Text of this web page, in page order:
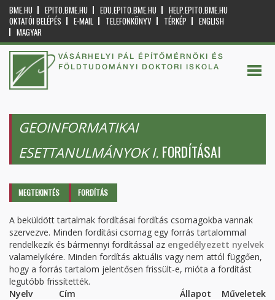
BME.HU EPITO.BME.HU EDU.EPITO.BME.HU
HELP.EPITO.BME.HU
OKTATÓI BELÉPÉS
E-MAIL TELEFONKÖNYV TÉRKÉP
ENGLISH
MAGYAR
VÁSÁRHELYI PÁL ÉPÍTŐMÉRNÖKI ÉS
FÖLDTUDOMÁNYI DOKTORI ISKOLA
GEOINFORMATIKAI
ESETTANULMÁNYOK I. FORDÍTÁSAI
Elsődleges fülek
MEGTEKINTÉS FORDÍTÁS
A beküldött tartalmak fordításai fordítás csomagokba vannak
szervezve. Minden fordítási csomag egy forrás tartalommal
rendelkezik és bármennyi fordítással az engedélyezett nyelvek
valamelyikére. Minden fordítás aktuális vagy nem attól függően,
hogy a forrás tartalom jelentősen frissült-e, mióta a fordítást
legutóbb frissítették.
Nyelv
Cím Állapot
Műveletek